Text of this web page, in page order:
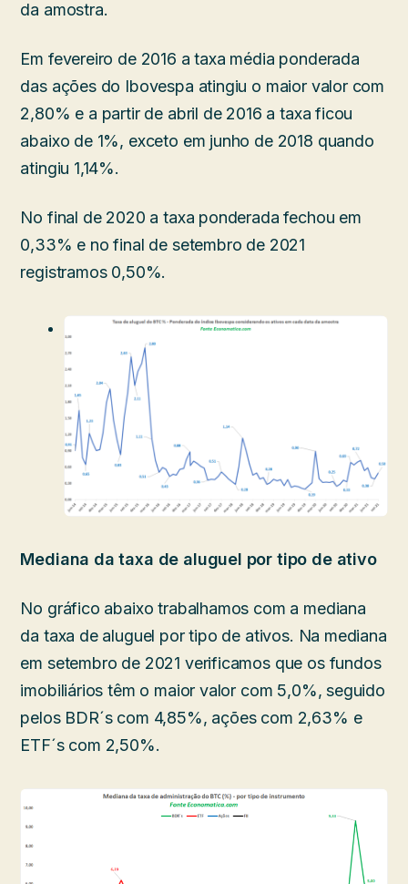
da amostra.
Em fevereiro de 2016 a taxa média ponderada
das ações do Ibovespa atingiu o maior valor com
2,80% e a partir de abril de 2016 a taxa ficou
abaixo de 1%, exceto em junho de 2018 quando
atingiu 1,14%.
No final de 2020 a taxa ponderada fechou em
0,33% e no final de setembro de 2021
registramos 0,50%.
Mediana da taxa de aluguel por tipo de ativo
No gráfico abaixo trabalhamos com a mediana
da taxa de aluguel por tipo de ativos. Na mediana
em setembro de 2021 verificamos que os fundos
imobiliários têm o maior valor com 5,0%, seguido
pelos BDR´s com 4,85%, ações com 2,63% e
ETF´s com 2,50%.